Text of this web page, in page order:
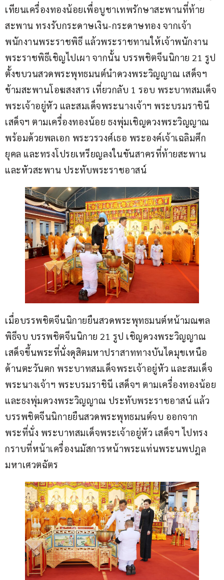
เทียนเครื่องทองน้อยเพื่อบูชาเทพรักษาสะพานที่ท้าย
สะพาน ทรงรับกระดาษเงิน-กระดาษทอง จากเจ้า
พนักงานพระราชพิธี แล้วพระราชทานให้เจ้าพนักงาน
พระราชพิธีเชิญไปเผา จากนั้น บรรพชิตจีนนิกาย 21 รูป
ตั้งขบวนสวดพระพุทธมนต์นำดวงพระวิญญาณ เสด็จฯ
ข้ามสะพานโอฆสงสาร เที่ยวกลับ 1 รอบ พระบาทสมเด็จ
พระเจ้าอยู่หัว และสมเด็จพระนางเจ้าฯ พระบรมราชินี
เสด็จฯ ตามเครื่องทองน้อย ธงพุ่มเชิญดวงพระวิญญาณ
พร้อมด้วยพลเอก พระวรวงศ์เธอ พระองค์เจ้าเฉลิมศึก
ยุคล และทรงโปรยเหรียญลงในขันสาครที่ท้ายสะพาน
และหัวสะพาน ประทับพระราชอาสน์
เมื่อบรรพชิตจีนนิกายยืนสวดพระพุทธมนต์หน้ามณฑล
พิธีจบ บรรพชิตจีนนิกาย 21 รูป เชิญดวงพระวิญญาณ
เสด็จขึ้นพระที่นั่งดุสิตมหาปราสาททางบันไดมุขเหนือ
ด้านตะวันตก พระบาทสมเด็จพระเจ้าอยู่หัว และสมเด็จ
พระนางเจ้าฯ พระบรมราชินี เสด็จฯ ตามเครื่องทองน้อย
และธงพุ่มดวงพระวิญญาณ ประทับพระราชอาสน์ แล้ว
บรรพชิตจีนนิกายยืนสวดพระพุทธมนต์จบ ออกจาก
พระที่นั่ง พระบาทสมเด็จพระเจ้าอยู่หัว เสด็จฯ ไปทรง
กราบที่หน้าเครื่องนมัสการหน้าพระแท่นพระนพปฎล
มหาเศวตฉัตร